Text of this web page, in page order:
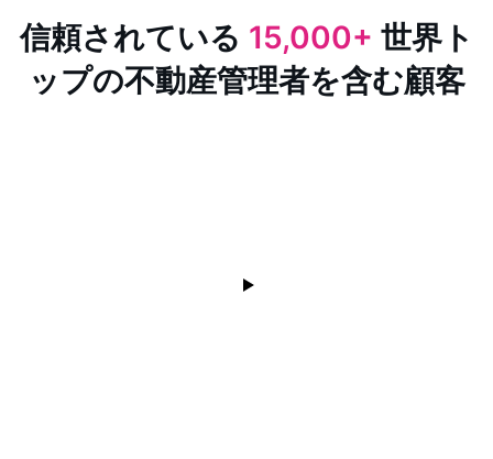
信頼されている 15,000+ 世界ト
ップの不動産管理者を含む顧客